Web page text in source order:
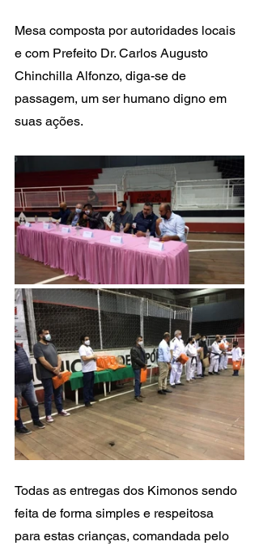
Mesa composta por autoridades locais
e com Prefeito Dr. Carlos Augusto
Chinchilla Alfonzo, diga-se de
passagem, um ser humano digno em
suas ações.
Todas as entregas dos Kimonos sendo
feita de forma simples e respeitosa
para estas crianças, comandada pelo